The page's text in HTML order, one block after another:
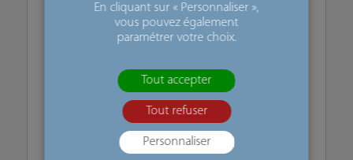
Cet événement s’adresse à :
PME et ETI innovantes
Start-ups deeptech
Centres de recherche et laboratoires
Acteurs industriels des micro et
nanotechnologies
En cliquant sur « Personnaliser »,
vous pouvez également
paramétrer votre choix.
Tout accepter
Tout refuser
Personnaliser